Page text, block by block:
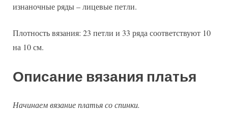
изнаночные ряды – лицевые петли.
Плотность вязания: 23 петли и 33 ряда соответствуют 10
на 10 см.
Описание вязания платья
Начинаем вязание платья со спинки.